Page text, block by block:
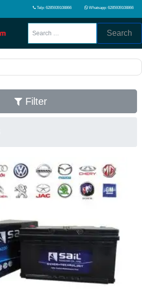
Telp: 6285939108866 Whatsapp: 6285939108866
Search
Filter